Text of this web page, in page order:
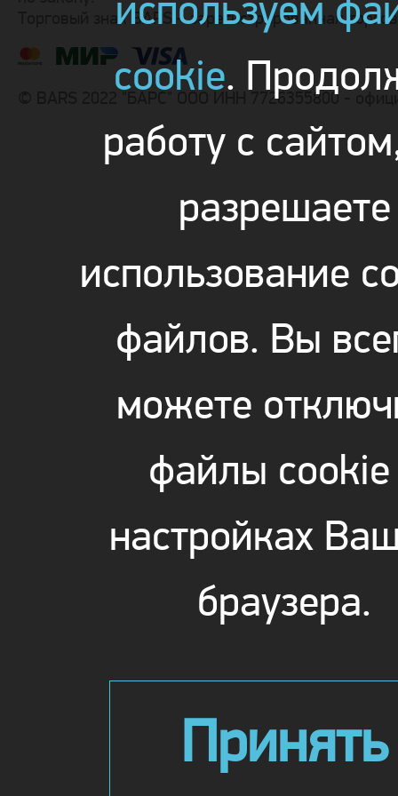
Торговый знак BARS – зарегистрированная
© BARS 2022 "БАРС" ООО ИНН 7726355800 -
cookie.
работу с
разрешаете
использование
файлов. Вы
можете
файлы cookie
настройках
браузера.
Принять